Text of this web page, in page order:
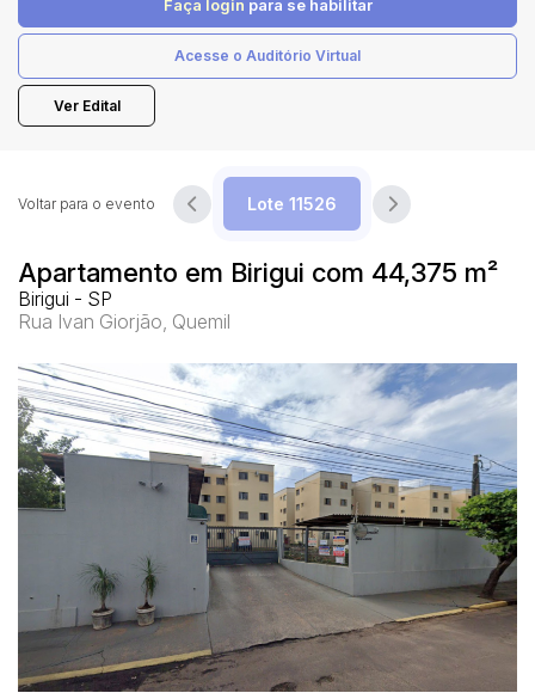
Faça login para se habilitar
Acesse o Auditório Virtual
Ver Edital
Apartamento em Birigui com 44,375 m²
Birigui - SP
Rua Ivan Giorjão, Quemil
Voltar para o evento